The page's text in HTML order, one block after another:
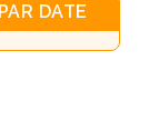
DATE